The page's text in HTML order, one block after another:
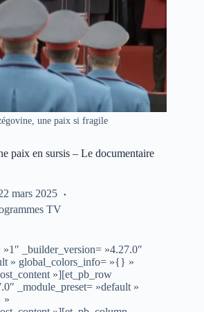
une paix si fragile
paix en sursis – Le documentaire
mars 2025
TV
_builder_version= »4.27.0″
» global_colors_info= »{} »
»][et_pb_row
_module_preset= »default »
»